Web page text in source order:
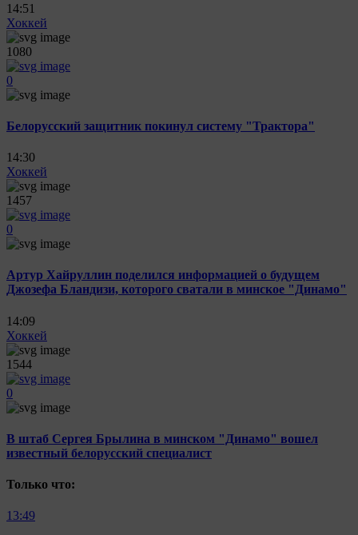
14:51
Хоккей
1080
0
Белорусский защитник покинул систему "Трактора"
14:30
Хоккей
1457
0
Артур Хайруллин поделился информацией о будущем
Джозефа Бландизи, которого сватали в минское "Динамо"
14:09
Хоккей
1544
0
В штаб Сергея Брылина в минском "Динамо" вошел
известный белорусский специалист
Только что:
13:49